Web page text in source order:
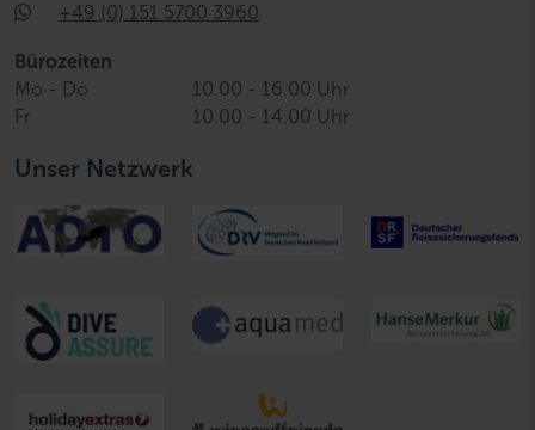
+49 (0) 151 5700 3960
Bürozeiten
Mo - Do
10.00 - 16.00 Uhr
Fr
10.00 - 14.00 Uhr
Unser Netzwerk